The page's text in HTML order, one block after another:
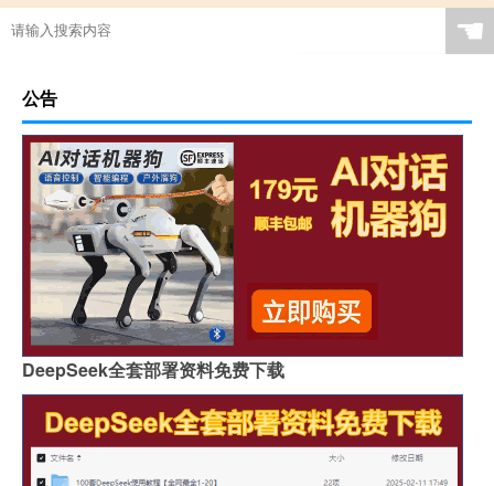
☚
公告
DeepSeek全套部署资料免费下载